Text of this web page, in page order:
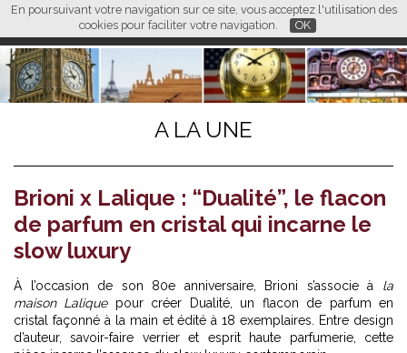
En poursuivant votre navigation sur ce site, vous acceptez l'utilisation des
cookies pour faciliter votre navigation.
OK
FR EN CN
L M
A LA UNE
Brioni x Lalique : “Dualité”, le flacon
de parfum en cristal qui incarne le
slow luxury
À l’occasion de son 80e anniversaire, Brioni s’associe à la
maison Lalique pour créer Dualité, un flacon de parfum en
cristal façonné à la main et édité à 18 exemplaires. Entre design
d’auteur, savoir-faire verrier et esprit haute parfumerie, cette